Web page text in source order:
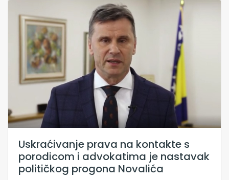
Uskraćivanje prava na kontakte s
porodicom i advokatima je nastavak
političkog progona Novalića